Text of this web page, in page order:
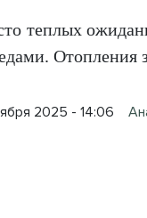
теплых
Отопления
2025 - 14:06